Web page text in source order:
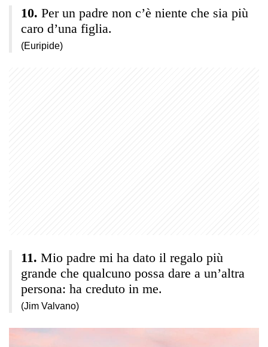
Per un padre non c’è niente che sia più
caro d’una figlia.
(Euripide)
Mio padre mi ha dato il regalo più
grande che qualcuno possa dare a un’altra
persona: ha creduto in me.
(Jim Valvano)